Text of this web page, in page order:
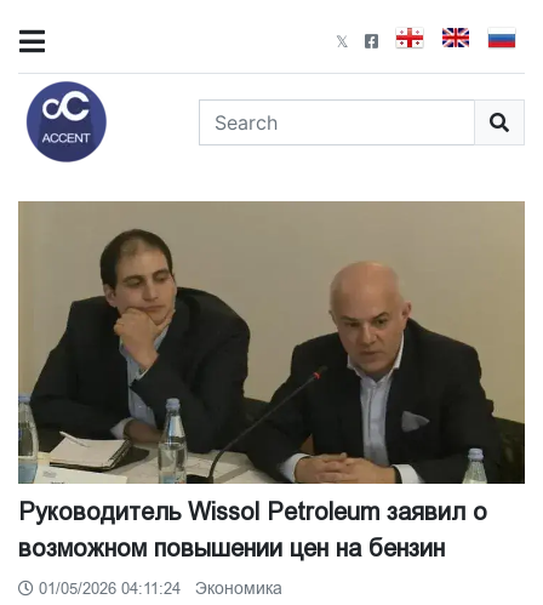
Руководитель Wissol Petroleum заявил о
возможном повышении цен на бензин
01/05/2026 04:11:24 Экономика